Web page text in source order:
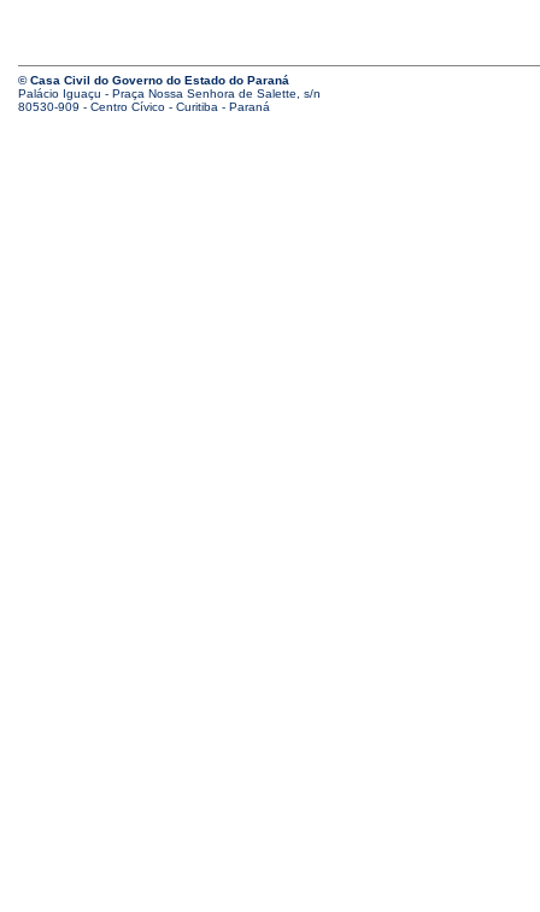
© Casa Civil do Governo do Estado do Paraná
Palácio Iguaçu - Praça Nossa Senhora de Salette, s/n
80530-909 - Centro Cívico - Curitiba - Paraná